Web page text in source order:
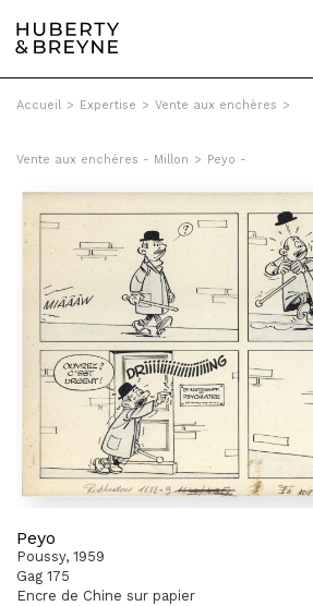
Accueil > Expertise > Vente aux enchères >
Vente aux enchères - Millon > Peyo -
Peyo
Poussy, 1959
Gag 175
Encre de Chine sur papier